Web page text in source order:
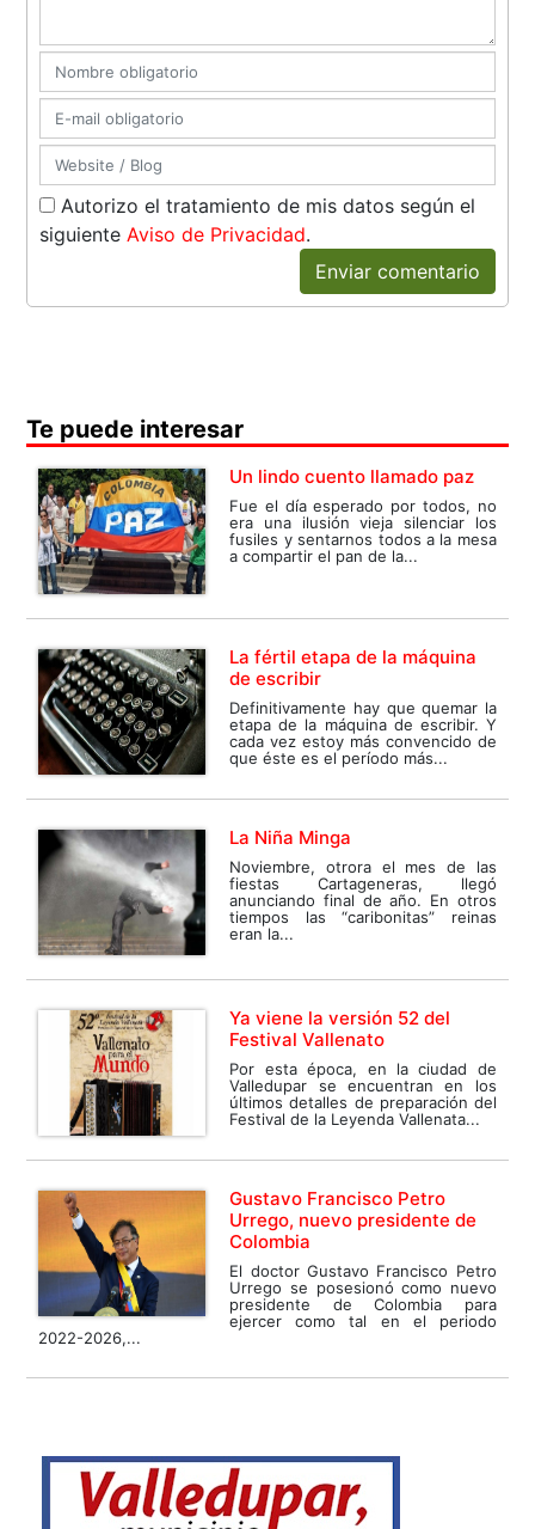
Autorizo el tratamiento de mis datos según el
siguienteAviso de Privacidad.
Enviar comentario
Te puede interesar
Un lindo cuento llamado paz
Fue el día esperado por todos, no
era una ilusión vieja silenciar los
fusiles y sentarnos todos a la mesa
a compartir el pan de la...
La fértil etapa de la máquina
de escribir
Definitivamente hay que quemar la
etapa de la máquina de escribir. Y
cada vez estoy más convencido de
que éste es el período más...
La Niña Minga
Noviembre, otrora el mes de las
fiestas Cartageneras, llegó
anunciando final de año. En otros
tiempos las “caribonitas” reinas
eran la...
Ya viene la versión 52 del
Festival Vallenato
Por esta época, en la ciudad de
Valledupar se encuentran en los
últimos detalles de preparación del
Festival de la Leyenda Vallenata...
Gustavo Francisco Petro
Urrego, nuevo presidente de
Colombia
El doctor Gustavo Francisco Petro
Urrego se posesionó como nuevo
presidente de Colombia para
ejercer como tal en el periodo
2022-2026,...